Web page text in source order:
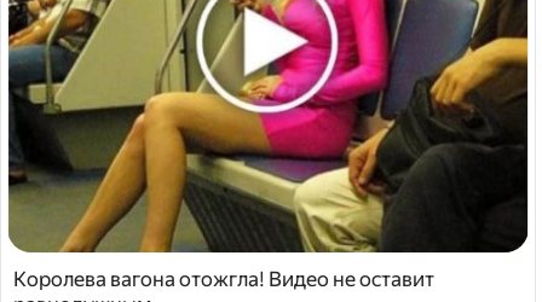
Королева вагона отожгла! Видео не оставит